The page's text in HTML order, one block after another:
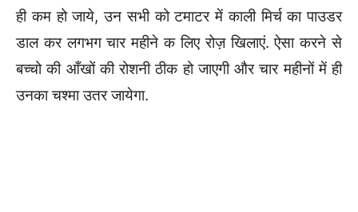
ही कम हो जाये, उन सभी को टमाटर में काली मिर्च का पाउडर
डाल कर लगभग चार महीने क लिए रोज़ खिलाएं. ऐसा करने से
बच्चो की आँखों की रोशनी ठीक हो जाएगी और चार महीनों में ही
उनका चश्मा उतर जायेगा.